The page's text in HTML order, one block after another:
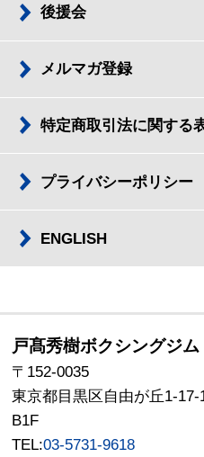
後援会
メルマガ登録
特定商取引法に関する
プライバシーポリシー
ENGLISH
戸髙秀樹ボクシングジム
〒152-0035
東京都目黒区自由が丘1-
B1F
TEL:03-5731-9618